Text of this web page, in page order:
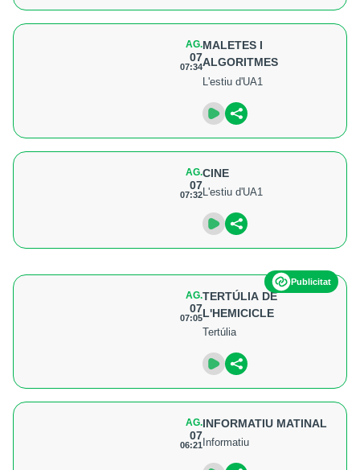
AG.
07
07:34
MALETES I
ALGORITMES
L'estiu d'UA1
AG.
07
07:32
CINE
L'estiu d'UA1
Publicitat
AG.
07
07:05
TERTÚLIA DE
L'HEMICICLE
Tertúlia
AG.
07
06:21
INFORMATIU MATINAL
Informatiu